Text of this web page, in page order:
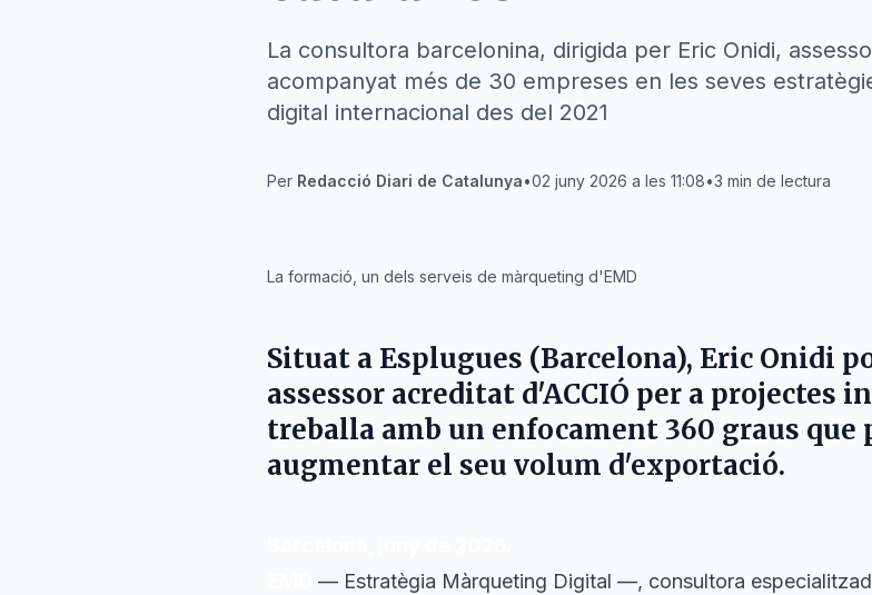
La consultora barcelonina, dirigida per Eric Onidi,
acompanyat més de 30 empreses en les seves
digital internacional des del 2021
Per Redacció Diari de Catalunya•02 juny 2026 a les 11:08•3 min de lectura
La formació, un dels serveis de màrqueting d'EMD
Situat a Esplugues (Barcelona), Eric Onidi
assessor acreditat d'ACCIÓ per a projectes
treballa amb un enfocament 360 graus que
augmentar el seu volum d'exportació.
— Estratègia Màrqueting Digital —, consultora